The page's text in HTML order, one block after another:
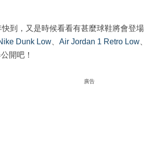
到，又是時候看看有甚麼球鞋將會登
Dunk Low Air Jordan 1 Retro Low
開吧！
廣告